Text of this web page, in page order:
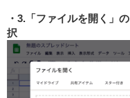
3.「ファイルを開く」
択